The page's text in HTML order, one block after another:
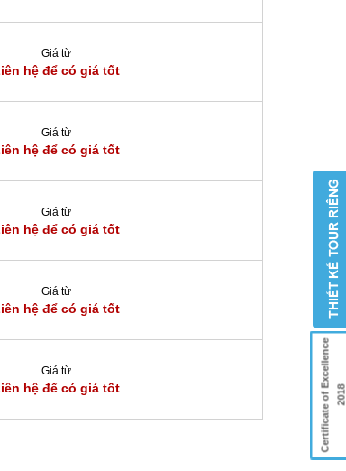
Giá từ
hệ để có giá tốt
Giá từ
hệ để có giá tốt
Giá từ
hệ để có giá tốt
Giá từ
hệ để có giá tốt
Giá từ
hệ để có giá tốt Certificate of Excellence 2018